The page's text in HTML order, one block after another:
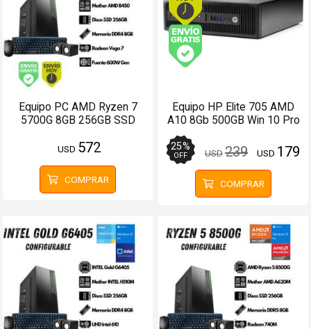
Equipo PC AMD Ryzen 7
5700G 8GB 256GB SSD
USD 572
COMPRAR
Equipo HP Elite 705 AMD
A10 8Gb 500GB Win 10 Pro
25%
OFF USD239 USD 179
COMPRAR